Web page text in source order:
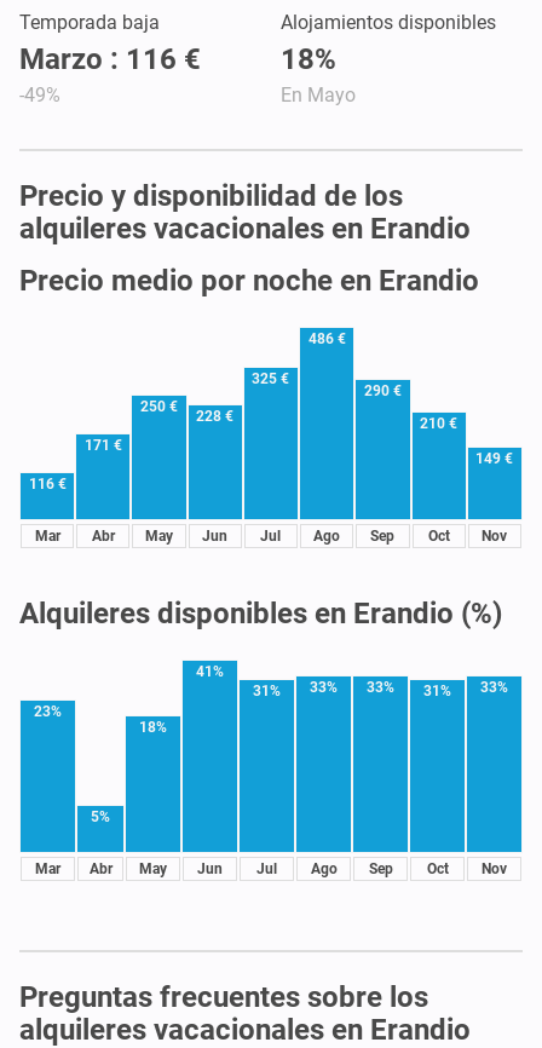
Temporada baja
Marzo : 116 €
-49%
Alojamientos disponibles
18%
En Mayo
Precio y disponibilidad de los
alquileres vacacionales en Erandio
Precio medio por noche en Erandio
116 €
Mar
171 €
Abr
250 €
May
228 €
Jun
325 €
Jul
486 €
Ago
290 €
Sep
210 €
Oct
149 €
Nov
Alquileres disponibles en Erandio (%)
23%
Mar
5%
Abr
18%
May
41%
Jun
31%
Jul
33%
Ago
33%
Sep
31%
Oct
33%
Nov
Preguntas frecuentes sobre los
alquileres vacacionales en Erandio